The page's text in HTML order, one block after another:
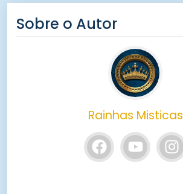
Sobre o Autor
Rainhas Misticas